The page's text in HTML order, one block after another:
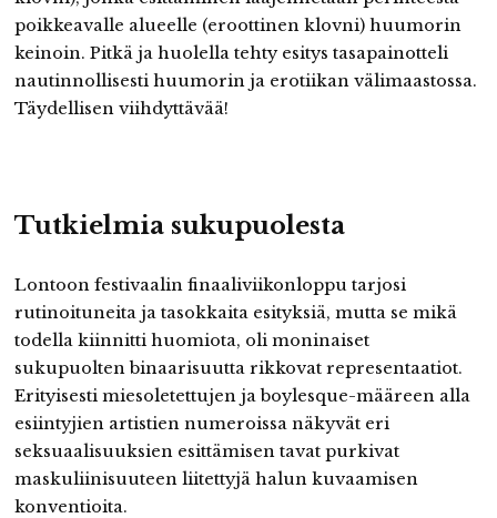
poikkeavalle alueelle (eroottinen klovni) huumorin
keinoin. Pitkä ja huolella tehty esitys tasapainotteli
nautinnollisesti huumorin ja erotiikan välimaastossa.
Täydellisen viihdyttävää!
Tutkielmia sukupuolesta
Lontoon festivaalin finaaliviikonloppu tarjosi
rutinoituneita ja tasokkaita esityksiä, mutta se mikä
todella kiinnitti huomiota, oli moninaiset
sukupuolten binaarisuutta rikkovat representaatiot.
Erityisesti miesoletettujen ja boylesque-määreen alla
esiintyjien artistien numeroissa näkyvät eri
seksuaalisuuksien esittämisen tavat purkivat
maskuliinisuuteen liitettyjä halun kuvaamisen
konventioita.